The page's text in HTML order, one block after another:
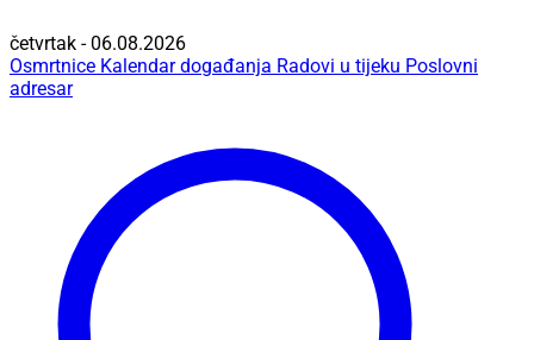
četvrtak - 06.08.2026
Osmrtnice Kalendar događanja Radovi u tijeku Poslovni
adresar